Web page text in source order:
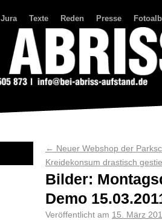
Jura Texte Reden Presse
← Neuer Webshop der
Kreidekonsum drastisch
Bilder:
Demo
Veröffentlicht am 15. März